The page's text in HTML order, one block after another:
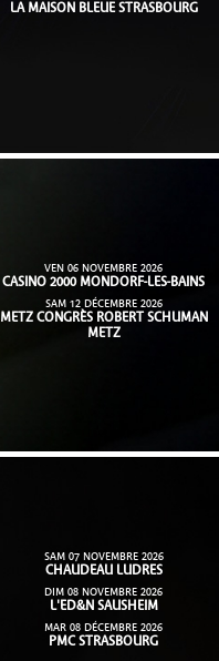
LA MAISON BLEUE STRASBOURG
VEN 06 NOVEMBRE 2026
CASINO 2000 MONDORF-LES-BAINS
SAM 12 DÉCEMBRE 2026
METZ CONGRÈS ROBERT SCHUMAN
METZ
SAM 07 NOVEMBRE 2026
CHAUDEAU LUDRES
DIM 08 NOVEMBRE 2026
L'ED&N SAUSHEIM
MAR 08 DÉCEMBRE 2026
PMC STRASBOURG